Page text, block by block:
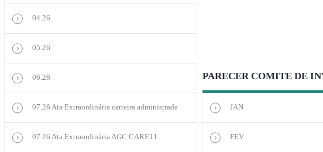
04.26
05.26
06.26
07.26 Ata Extraordinária carteira administrada
07.26 Ata Extraordinária AGC CARE11
PARECER COMITE DE
JAN
FEV